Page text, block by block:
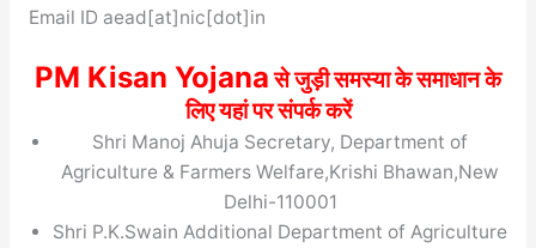
Email ID aead[at]nic[dot]in
PM Kisan Yojanaसे जुड़ी समस्या के समाधान के
लिए यहां पर संपर्क करें
Shri Manoj Ahuja Secretary, Department of
Agriculture & Farmers Welfare,Krishi Bhawan,New
Delhi-110001
Shri P.K.Swain Additional Department of Agriculture